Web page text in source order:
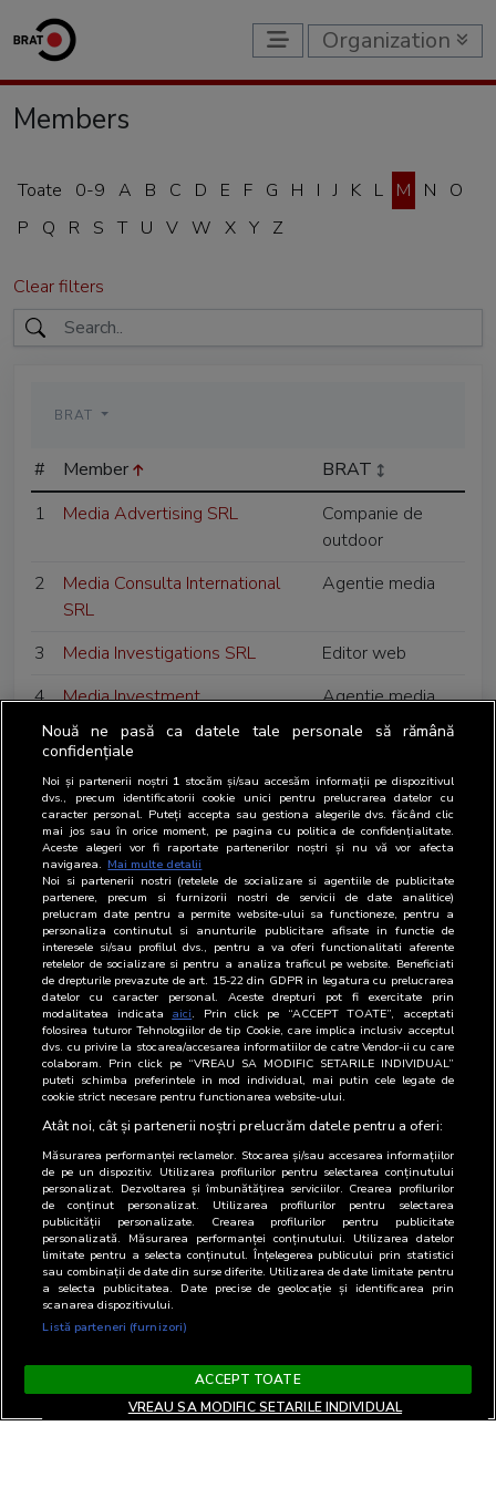
Organization
Members
Toate 0-9 A B C D E F G H I J K L M N
O
P
Q R S T U V W X Y Z
Clear filters
BRAT
# Member
BRAT
1
Media Advertising SRL
Companie de
outdoor
2
Media Consulta International
SRL
Agentie media
3 Media Investigations SRL
Editor web
4
Media Investment
Communication SRL
Agentie media
Media Tour MV SRL
6
Mediatrust Romania SRL
Tert interesat
7
Medlife SA
Client de
publicitate
8
Mega Image SRL
Editor
9
MindShare Media SRL
Agentie media
10 MMS Communications Romania
SRL
Agentie media
11 Monitorul de Cluj SRL
Editor web
12 MSG Factory SRL Tert interesat
Nouă ne pasă ca datele tale personale să rămână
confidențiale
Noi și partenerii noștri 1 stocăm și/sau accesăm informații pe dispozitivul
dvs., precum identificatorii cookie unici pentru prelucrarea datelor cu
caracter personal. Puteți accepta sau gestiona alegerile dvs. făcând clic
mai jos sau în orice moment, pe pagina cu politica de confidențialitate.
Aceste alegeri vor fi raportate partenerilor noștri și nu vă vor afecta
navigarea. Mai multe detalii
Noi si partenerii nostri (retelele de socializare si agentiile de publicitate
partenere, precum si furnizorii nostri de servicii de date analitice)
prelucram date pentru a permite website-ului sa functioneze, pentru a
personaliza continutul si anunturile publicitare afisate in functie de
interesele si/sau profilul dvs., pentru a va oferi functionalitati aferente
retelelor de socializare si pentru a analiza traficul pe website. Beneficiati
de drepturile prevazute de art. 15-22 din GDPR in legatura cu prelucrarea
datelor cu caracter personal. Aceste drepturi pot fi exercitate prin
modalitatea indicata aici. Prin click pe “ACCEPT TOATE”, acceptati
folosirea tuturor Tehnologiilor de tip Cookie, care implica inclusiv acceptul
dvs. cu privire la stocarea/accesarea informatiilor de catre Vendor-ii cu care
colaboram. Prin click pe “VREAU SA MODIFIC SETARILE INDIVIDUAL”
puteti schimba preferintele in mod individual, mai putin cele legate de
cookie strict necesare pentru functionarea website-ului.
Atât noi, cât și partenerii noștri prelucrăm datele pentru a oferi:
Măsurarea performanței reclamelor. Stocarea și/sau accesarea informațiilor
de pe un dispozitiv. Utilizarea profilurilor pentru selectarea conținutului
personalizat. Dezvoltarea și îmbunătățirea serviciilor. Crearea profilurilor
de conținut personalizat. Utilizarea profilurilor pentru selectarea
publicității personalizate. Crearea profilurilor pentru publicitate
personalizată. Măsurarea performanței conținutului. Utilizarea datelor
limitate pentru a selecta conținutul. Înțelegerea publicului prin statistici
sau combinații de date din surse diferite. Utilizarea de date limitate pentru
a selecta publicitatea. Date precise de geolocație și identificarea prin
scanarea dispozitivului.
Listă parteneri (furnizori)
ACCEPT TOATE
VREAU SA MODIFIC SETARILE INDIVIDUAL